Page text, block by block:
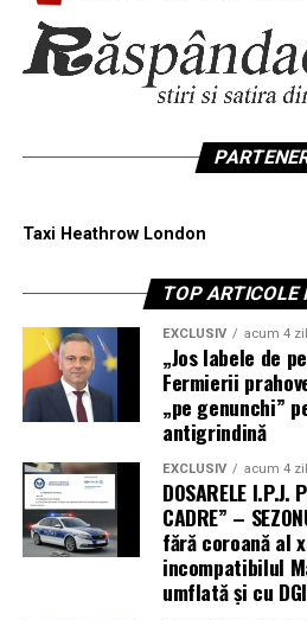
Taxi Heathrow London
TOP ARTICOLE
EXCLUSIV acum 4
„Jos labele de
Fermierii
„pe genunchi”
antigrindină
EXCLUSIV acum 4
DOSARELE I.P.J.
CADRE” –
fără coroană al
incompatibilul
umflată și cu